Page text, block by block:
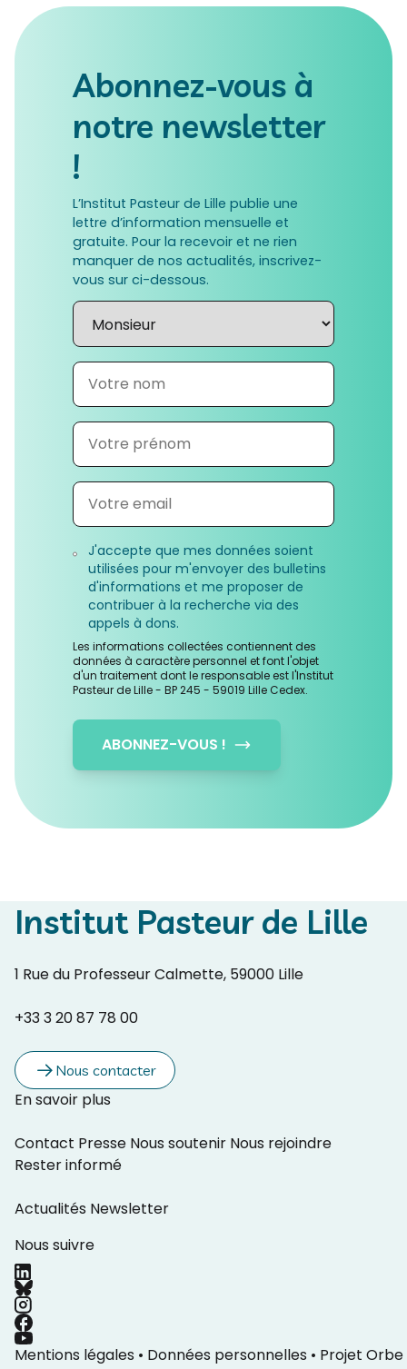
Abonnez-vous à
notre newsletter
!
L’Institut Pasteur de Lille publie une
lettre d’information mensuelle et
gratuite. Pour la recevoir et ne rien
manquer de nos actualités, inscrivez-
vous sur ci-dessous.
J'accepte que mes données soient
utilisées pour m'envoyer des bulletins
d'informations et me proposer de
contribuer à la recherche via des
appels à dons.
Les informations collectées contiennent des
données à caractère personnel et font l'objet
d'un traitement dont le responsable est l'Institut
Pasteur de Lille - BP 245 - 59019 Lille Cedex.
ABONNEZ-VOUS !
Institut Pasteur de Lille
1 Rue du Professeur Calmette, 59000 Lille
+33 3 20 87 78 00
Nous contacter
En savoir plus
Contact Presse Nous soutenir Nous rejoindre
Rester informé
Actualités Newsletter
Nous suivre
Mentions légales • Données personnelles • Projet Orbe